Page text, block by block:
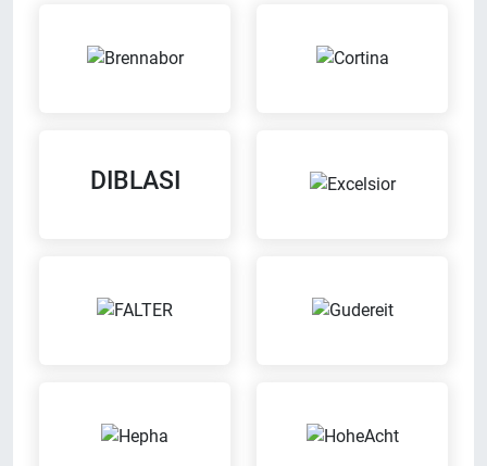
Werkstatt Bargeldlos zahlen
Meisterbetrieb
Wir sind eingetragener
Probefahrt möglich
DIBLASI